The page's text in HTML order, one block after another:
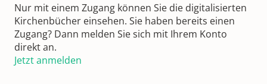
Nur mit einem Zugang können Sie die digitalisierten
Kirchenbücher einsehen. Sie haben bereits einen
Zugang? Dann melden Sie sich mit Ihrem Konto
direkt an.
Jetzt anmelden